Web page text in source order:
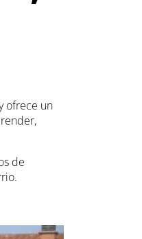
ofrece un
de